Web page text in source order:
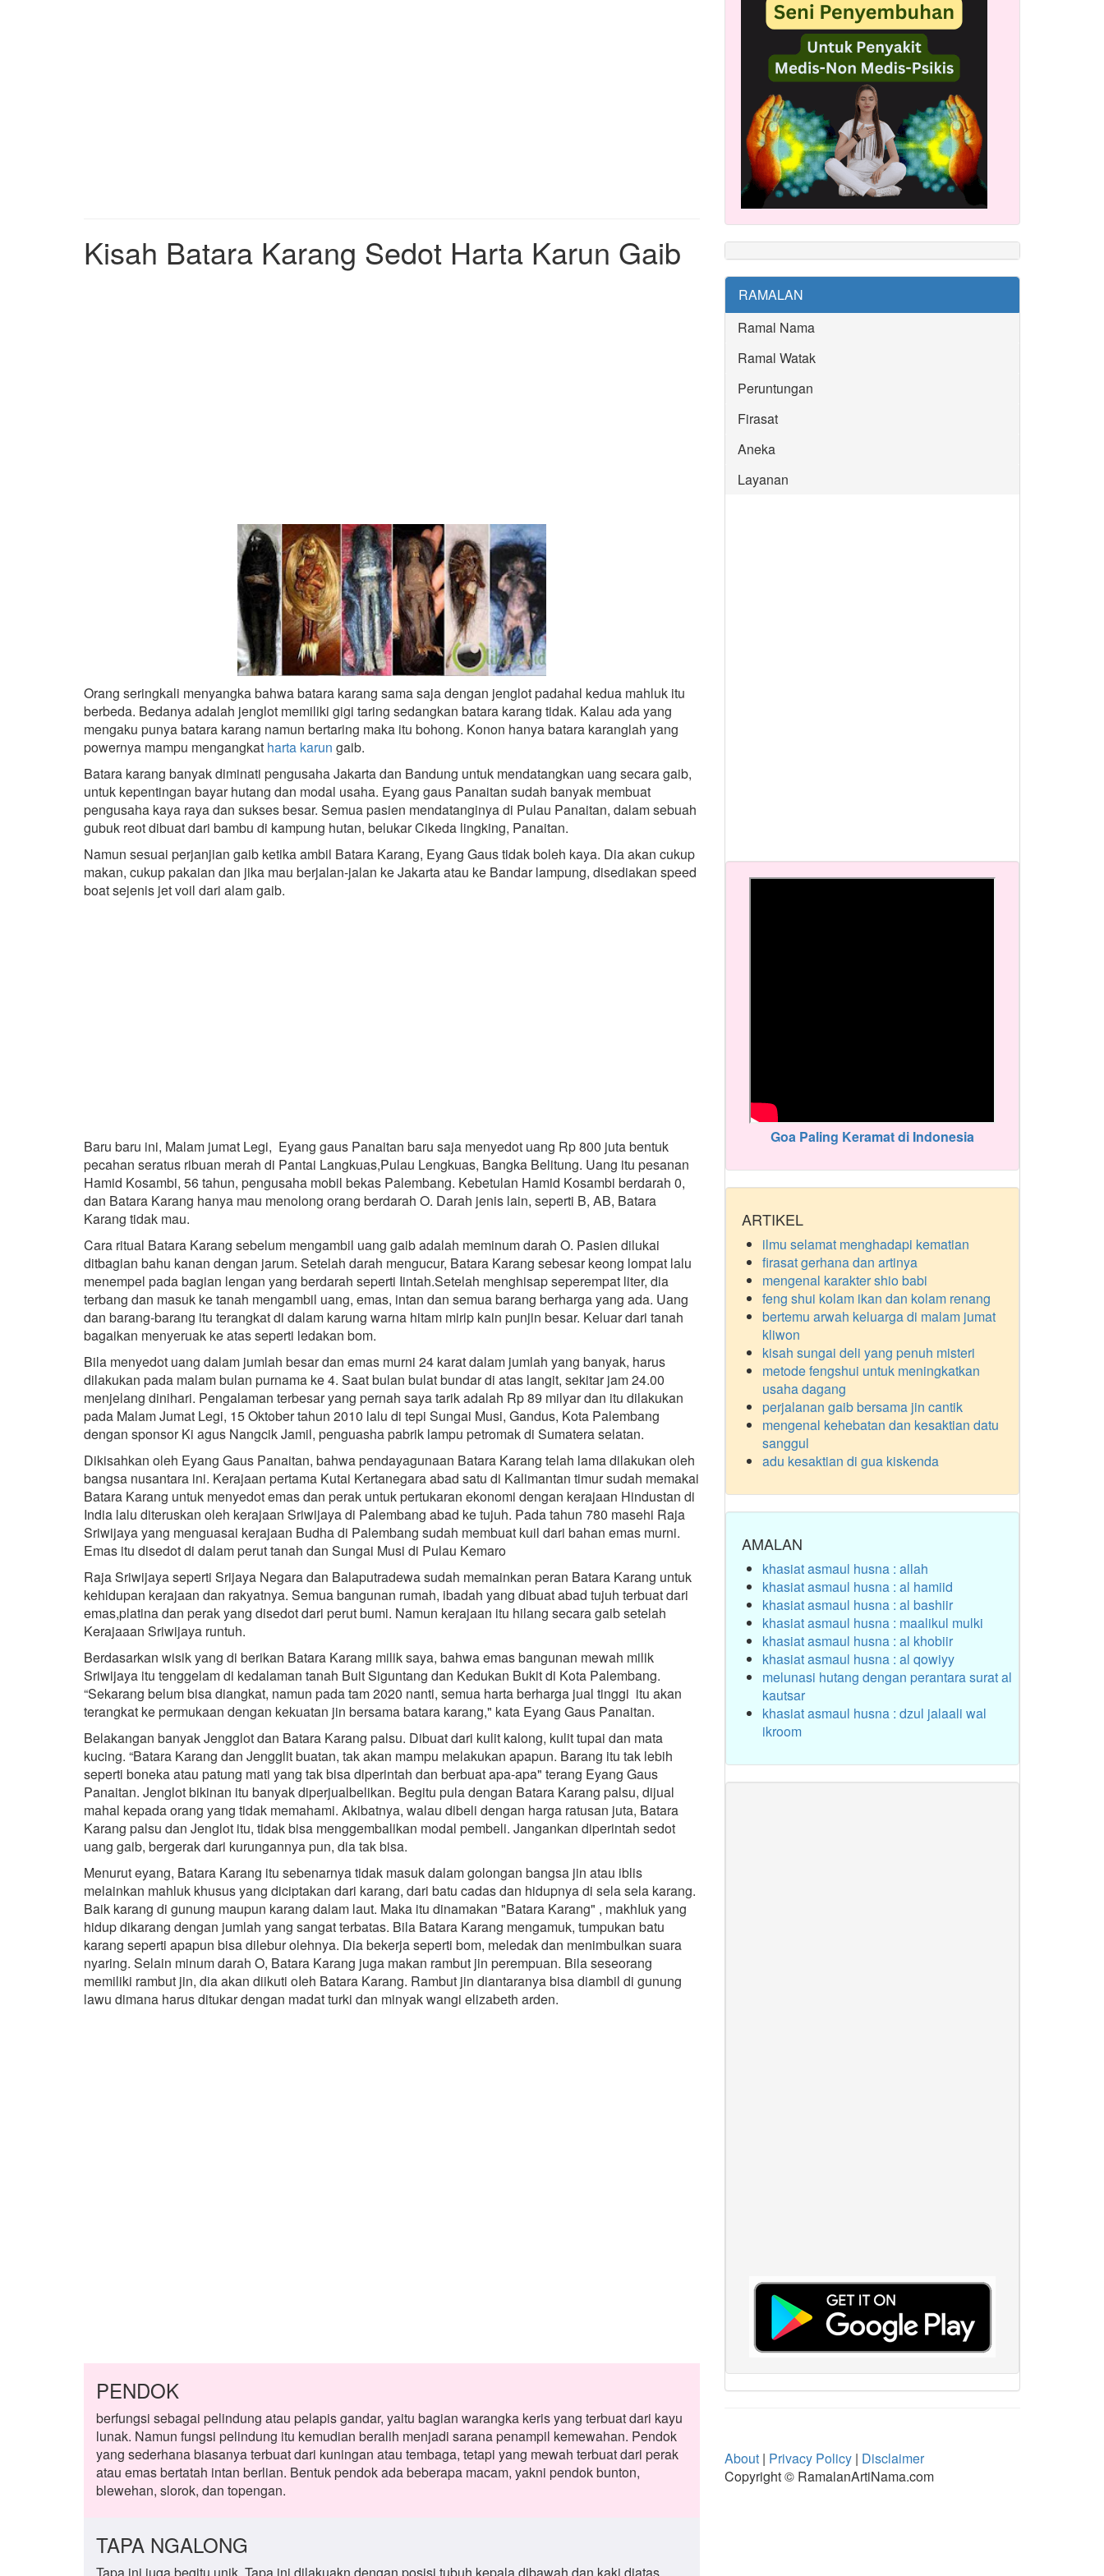
Kisah Batara Karang Sedot Harta Karun Gaib
Orang seringkali menyangka bahwa batara karang sama saja dengan jenglot padahal kedua mahluk itu
berbeda. Bedanya adalah jenglot memiliki gigi taring sedangkan batara karang tidak. Kalau ada yang
mengaku punya batara karang namun bertaring maka itu bohong. Konon hanya batara karanglah yang
powernya mampu mengangkat harta karun gaib.
Batara karang banyak diminati pengusaha Jakarta dan Bandung untuk mendatangkan uang secara gaib,
untuk kepentingan bayar hutang dan modal usaha. Eyang gaus Panaitan sudah banyak membuat
pengusaha kaya raya dan sukses besar. Semua pasien mendatanginya di Pulau Panaitan, dalam sebuah
gubuk reot dibuat dari bambu di kampung hutan, belukar Cikeda lingking, Panaitan.
Namun sesuai perjanjian gaib ketika ambil Batara Karang, Eyang Gaus tidak boleh kaya. Dia akan cukup
makan, cukup pakaian dan jika mau berjalan-jalan ke Jakarta atau ke Bandar lampung, disediakan speed
boat sejenis jet voil dari alam gaib.
Baru baru ini, Malam jumat Legi, Eyang gaus Panaitan baru saja menyedot uang Rp 800 juta bentuk
pecahan seratus ribuan merah di Pantai Langkuas,Pulau Lengkuas, Bangka Belitung. Uang itu pesanan
Hamid Kosambi, 56 tahun, pengusaha mobil bekas Palembang. Kebetulan Hamid Kosambi berdarah 0,
dan Batara Karang hanya mau menolong orang berdarah O. Darah jenis lain, seperti B, AB, Batara
Karang tidak mau.
Cara ritual Batara Karang sebelum mengambil uang gaib adalah meminum darah O. Pasien dilukai
ditbagian bahu kanan dengan jarum. Setelah darah mengucur, Batara Karang sebesar keong lompat lalu
menempel pada bagian lengan yang berdarah seperti Iintah.Setelah menghisap seperempat liter, dia
terbang dan masuk ke tanah mengambil uang, emas, intan dan semua barang berharga yang ada. Uang
dan barang-barang itu terangkat di dalam karung warna hitam mirip kain punjin besar. Keluar dari tanah
bagaikan menyeruak ke atas seperti ledakan bom.
Bila menyedot uang dalam jumlah besar dan emas murni 24 karat dalam jumlah yang banyak, harus
dilakukan pada malam bulan purnama ke 4. Saat bulan bulat bundar di atas langit, sekitar jam 24.00
menjelang dinihari. Pengalaman terbesar yang pernah saya tarik adalah Rp 89 milyar dan itu dilakukan
pada Malam Jumat Legi, 15 Oktober tahun 2010 lalu di tepi Sungai Musi, Gandus, Kota Palembang
dengan sponsor Ki agus Nangcik Jamil, penguasha pabrik lampu petromak di Sumatera selatan.
Dikisahkan oleh Eyang Gaus Panaitan, bahwa pendayagunaan Batara Karang telah lama dilakukan oleh
bangsa nusantara ini. Kerajaan pertama Kutai Kertanegara abad satu di Kalimantan timur sudah memakai
Batara Karang untuk menyedot emas dan perak untuk pertukaran ekonomi dengan kerajaan Hindustan di
India lalu diteruskan oleh kerajaan Sriwijaya di Palembang abad ke tujuh. Pada tahun 780 masehi Raja
Sriwijaya yang menguasai kerajaan Budha di Palembang sudah membuat kuil dari bahan emas murni.
Emas itu disedot di dalam perut tanah dan Sungai Musi di Pulau Kemaro
Raja Sriwijaya seperti Srijaya Negara dan Balaputradewa sudah memainkan peran Batara Karang untuk
kehidupan kerajaan dan rakyatnya. Semua bangunan rumah, ibadah yang dibuat abad tujuh terbuat dari
emas,platina dan perak yang disedot dari perut bumi. Namun kerajaan itu hilang secara gaib setelah
Kerajaaan Sriwijaya runtuh.
Berdasarkan wisik yang di berikan Batara Karang milik saya, bahwa emas bangunan mewah milik
Sriwijaya itu tenggelam di kedalaman tanah Buit Siguntang dan Kedukan Bukit di Kota Palembang.
“Sekarang belum bisa diangkat, namun pada tam 2020 nanti, semua harta berharga jual tinggi itu akan
terangkat ke permukaan dengan kekuatan jin bersama batara karang," kata Eyang Gaus Panaitan.
Belakangan banyak Jengglot dan Batara Karang palsu. Dibuat dari kulit kalong, kulit tupai dan mata
kucing. “Batara Karang dan Jengglit buatan, tak akan mampu melakukan apapun. Barang itu tak lebih
seperti boneka atau patung mati yang tak bisa diperintah dan berbuat apa-apa" terang Eyang Gaus
Panaitan. Jenglot bikinan itu banyak diperjualbelikan. Begitu pula dengan Batara Karang palsu, dijual
mahal kepada orang yang tidak memahami. Akibatnya, walau dibeli dengan harga ratusan juta, Batara
Karang palsu dan Jenglot itu, tidak bisa menggembalikan modal pembeli. Jangankan diperintah sedot
uang gaib, bergerak dari kurungannya pun, dia tak bisa.
Menurut eyang, Batara Karang itu sebenarnya tidak masuk dalam golongan bangsa jin atau iblis
melainkan mahluk khusus yang diciptakan dari karang, dari batu cadas dan hidupnya di sela sela karang.
Baik karang di gunung maupun karang dalam laut. Maka itu dinamakan "Batara Karang" , makhIuk yang
hidup dikarang dengan jumlah yang sangat terbatas. Bila Batara Karang mengamuk, tumpukan batu
karang seperti apapun bisa dilebur olehnya. Dia bekerja seperti bom, meledak dan menimbulkan suara
nyaring. Selain minum darah O, Batara Karang juga makan rambut jin perempuan. Bila seseorang
memiliki rambut jin, dia akan diikuti oIeh Batara Karang. Rambut jin diantaranya bisa diambil di gunung
lawu dimana harus ditukar dengan madat turki dan minyak wangi elizabeth arden.
PENDOK
berfungsi sebagai pelindung atau pelapis gandar, yaitu bagian warangka keris yang terbuat dari kayu
lunak. Namun fungsi pelindung itu kemudian beralih menjadi sarana penampil kemewahan. Pendok
yang sederhana biasanya terbuat dari kuningan atau tembaga, tetapi yang mewah terbuat dari perak
atau emas bertatah intan berlian. Bentuk pendok ada beberapa macam, yakni pendok bunton,
blewehan, slorok, dan topengan.
TAPA NGALONG
RAMALAN
Ramal Nama
Ramal Watak
Peruntungan
Firasat
Aneka
Layanan
Goa Paling Keramat di Indonesia
ARTIKEL
ilmu selamat menghadapi kematian
firasat gerhana dan artinya
mengenal karakter shio babi
feng shui kolam ikan dan kolam renang
bertemu arwah keluarga di malam jumat
kliwon
kisah sungai deli yang penuh misteri
metode fengshui untuk meningkatkan
usaha dagang
perjalanan gaib bersama jin cantik
mengenal kehebatan dan kesaktian datu
sanggul
adu kesaktian di gua kiskenda
AMALAN
khasiat asmaul husna : allah
khasiat asmaul husna : al hamiid
khasiat asmaul husna : al bashiir
khasiat asmaul husna : maalikul mulki
khasiat asmaul husna : al khobiir
khasiat asmaul husna : al qowiyy
melunasi hutang dengan perantara surat al
kautsar
khasiat asmaul husna : dzul jalaali wal
ikroom
About | Privacy Policy | Disclaimer
Copyright © RamalanArtiNama.com